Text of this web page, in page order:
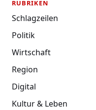
RUBRIKEN
Schlagzeilen
Politik
Wirtschaft
Region
Digital
Kultur & Leben